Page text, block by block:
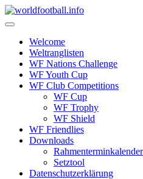
Skip
to
Welcome
Weltranglisten
WF Nations Challenge
WF Youth Cup
WF Club Competitions
WF Cup
WF Trophy
WF Shield
WF Friendlies
Downloads
Rahmenterminkalender
Setztool
Datenschutzerklärung